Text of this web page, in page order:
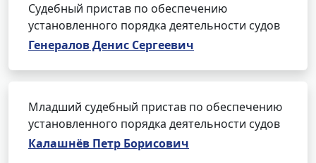
Судебный пристав по обеспечению
установленного порядка деятельности судов
Генералов Денис Сергеевич
Младший судебный пристав по обеспечению
установленного порядка деятельности судов
Калашнёв Петр Борисович